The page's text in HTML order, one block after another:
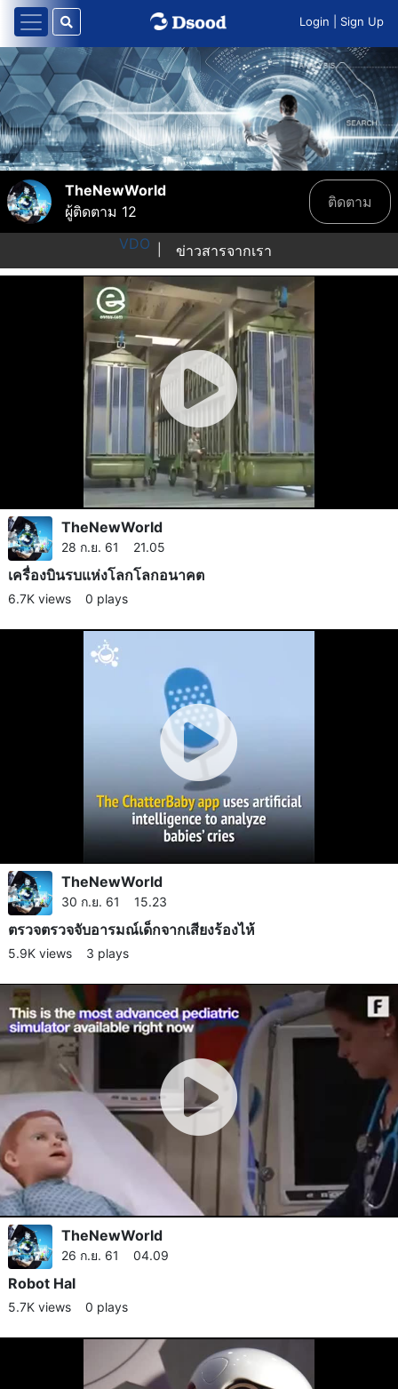
Login Sign Up
TheNewWorld
ผู้ติดตาม 12
ติดตาม
VDO ข่าวสารจากเรา
TheNewWorld
28 ก.ย. 61 21.05
เครื่องบินรบแห่งโลกโลกอนาคต
6.7K views 0 plays
TheNewWorld
30 ก.ย. 61 15.23
ตรวจตรวจจับอารมณ์​เด็กจากเสียงร้องไห้
5.9K views 3 plays
TheNewWorld
26 ก.ย. 61 04.09
Robot Hal
5.7K views 0 plays